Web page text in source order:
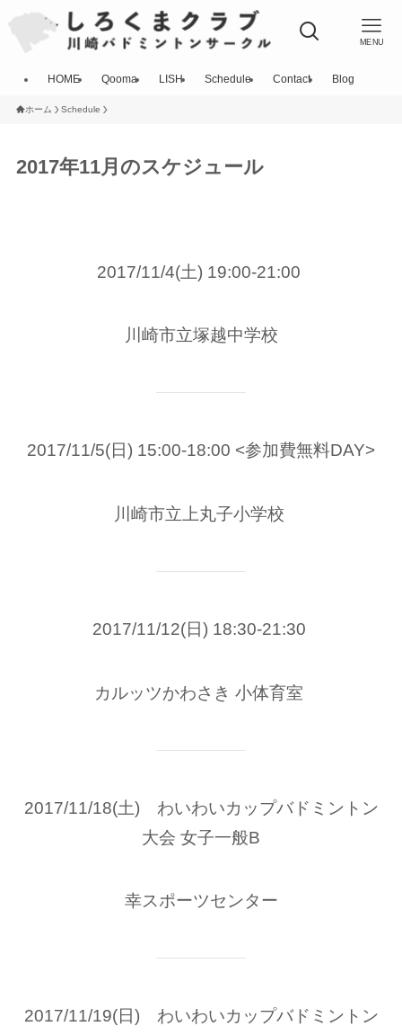
MENU
HOME Qooma LISH Schedule Contact Blog
ホーム Schedule
2017年11月のスケジュール
2017/11/4(土) 19:00-21:00
川崎市立塚越中学校
2017/11/5(日) 15:00-18:00 <参加費無料DAY>
川崎市立上丸子小学校
2017/11/12(日) 18:30-21:30
カルッツかわさき 小体育室
2017/11/18(土) わいわいカップバドミントン
大会 女子一般B
幸スポーツセンター
2017/11/19(日) わいわいカップバドミントン